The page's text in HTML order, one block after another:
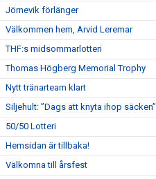
Jörnevik förlänger
Välkommen hem, Arvid Leremar
THF:s midsommarlotteri
Thomas Högberg Memorial Trophy
Nytt tränarteam klart
Siljehult: ”Dags att knyta ihop säcken”
50/50 Lotteri
Hemsidan är tillbaka!
Välkomna till årsfest